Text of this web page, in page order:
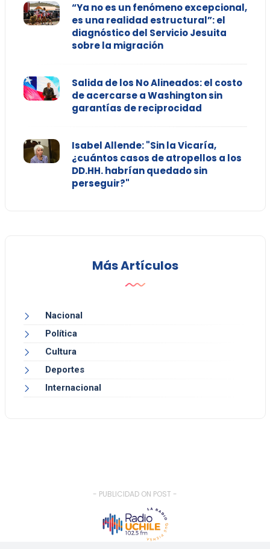
“Ya no es un fenómeno excepcional,
es una realidad estructural”: el
diagnóstico del Servicio Jesuita
sobre la migración
Salida de los No Alineados: el costo
de acercarse a Washington sin
garantías de reciprocidad
Isabel Allende: "Sin la Vicaría,
¿cuántos casos de atropellos a los
DD.HH. habrían quedado sin
perseguir?"
Más Artículos
Nacional
Política
Cultura
Deportes
Internacional
- PUBLICIDAD ON POST -